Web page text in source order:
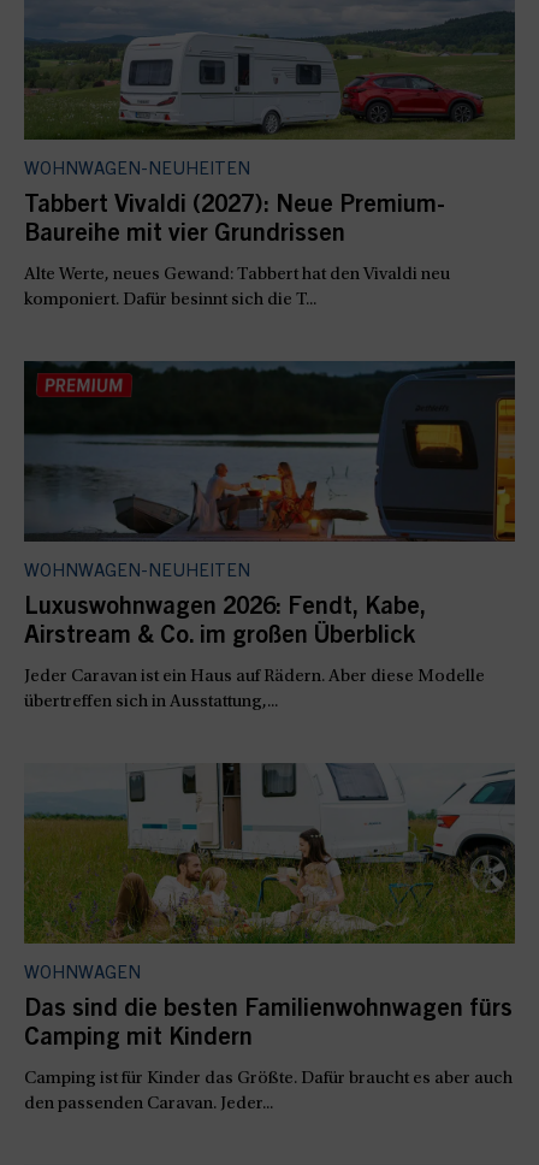
WOHNWAGEN
Das sind die besten Familienwohnwagen fürs
Camping mit Kindern
Camping ist für Kinder das Größte. Dafür braucht es aber auch
den passenden Caravan. Jeder...
WOHNWAGEN-NEUHEITEN
Luxuswohnwagen 2026: Fendt, Kabe,
Airstream & Co. im großen Überblick
Jeder Caravan ist ein Haus auf Rädern. Aber diese Modelle
übertreffen sich in Ausstattung,...
WOHNWAGEN-NEUHEITEN
Tabbert Vivaldi (2027): Neue Premium-
Baureihe mit vier Grundrissen
Alte Werte, neues Gewand: Tabbert hat den Vivaldi neu
komponiert. Dafür besinnt sich die T...